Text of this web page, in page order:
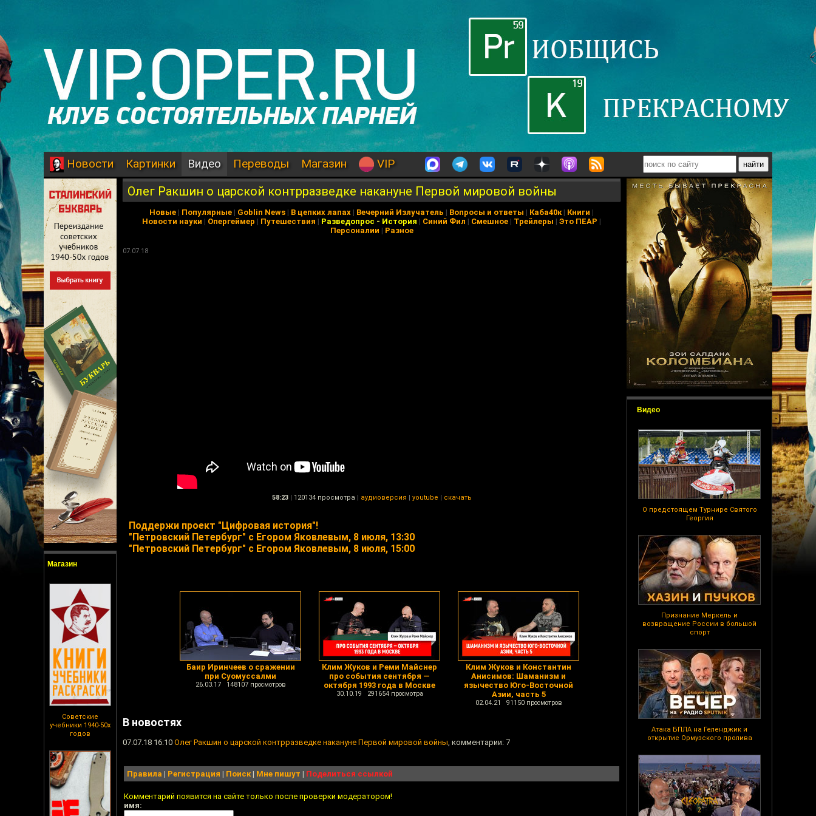
Новости Картинки Видео Переводы Магазин VIP
Магазин
Советские
учебники 1940-50х
годов
Видео
О предстоящем Турнире Святого
Георгия
Признание Меркель и
возвращение России в большой
спорт
Атака БПЛА на Геленджик и
открытие Ормузского пролива
Олег Ракшин о царской контрразведке накануне Первой мировой войны
Новые | Популярные | Goblin News | В цепких лапах | Вечерний Излучатель | Вопросы и ответы | Каба40к| Книги |
Новости науки | Опергеймер | Путешествия | Разведопрос - История | Синий Фил | Смешное | Трейлеры | Это ПЕАР |
Персоналии | Разное
07.07.18
58:23 | 120134 просмотра | аудиоверсия | youtube | скачать
Поддержи проект "Цифровая история"!
"Петровский Петербург" с Егором Яковлевым, 8 июля, 13:30
"Петровский Петербург" с Егором Яковлевым, 8 июля, 15:00
Баир Иринчеев о сражении
при Суомуссалми
26.03.17 148107 просмотров
Клим Жуков и Реми Майснер
про события сентября —
октября 1993 года в Москве
30.10.19 291654 просмотра
Клим Жуков и Константин
Анисимов: Шаманизм и
язычество Юго-Восточной
Азии, часть 5
02.04.21 91150 просмотров
В новостях
07.07.18 16:10 Олег Ракшин о царской контрразведке накануне Первой мировой войны, комментарии: 7
Правила | Регистрация | Поиск| Мне пишут | Поделиться ссылкой
Комментарий появится на сайте только после проверки модератором!
имя: